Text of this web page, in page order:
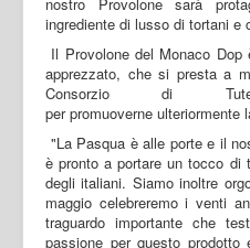
ingrediente di lusso di tortani e
Il Provolone del Monaco
apprezzato, che si presta a
Consorzio di
per promuoverne ulteriormente
"La Pasqua è alle porte e il
è pronto a portare un tocco di
degli italiani. Siamo inoltre
maggio celebreremo i venti
traguardo importante che
passione per questo